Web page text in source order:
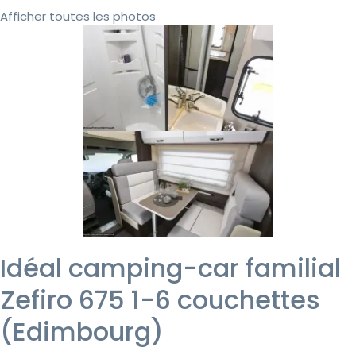
Afficher toutes les photos
Idéal camping-car familial
Zefiro 675 1-6 couchettes
(Edimbourg)